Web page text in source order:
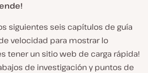
siguientes seis capítulos de guía
velocidad para mostrar lo
tener un sitio web de carga rápida!
de investigación y puntos de